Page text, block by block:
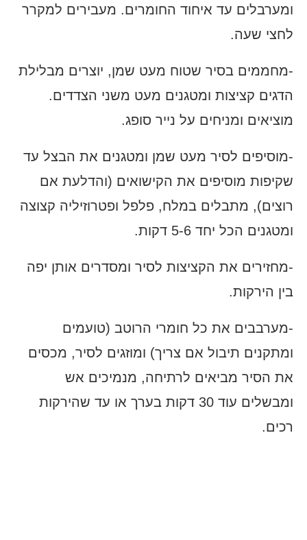
ומערבלים עד איחוד החומרים. מעבירים למקרר
לחצי שעה.
-מחממים בסיר שטוח מעט שמן, יוצרים מבלילת
הדגים קציצות ומטגנים מעט משני הצדדים.
מוציאים ומניחים על נייר סופג.
-מוסיפים לסיר מעט שמן ומטגנים את הבצל עד
שקיפות מוסיפים את הקישואים (והדלעת אם
רוצים), מתבלים במלח, פלפל ופטרוזיליה קצוצה
ומטגנים הכל יחד 5-6 דקות.
-מחזירים את הקציצות לסיר ומסדרים אותן יפה
בין הירקות.
-מערבבים את כל חומרי הרוטב (טועמים
ומתקנים תיבול אם צריך) ומוזגים לסיר, מכסים
את הסיר מביאים לרתיחה, מנמיכים אש
ומבשלים עוד 30 דקות בערך או עד שהירקות
רכים.